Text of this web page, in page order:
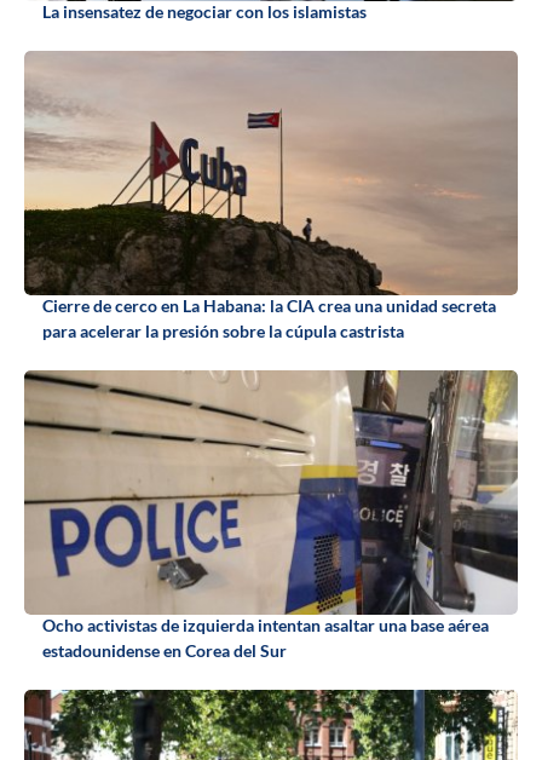
La insensatez de negociar con los islamistas
Cierre de cerco en La Habana: la CIA crea una unidad secreta
para acelerar la presión sobre la cúpula castrista
Ocho activistas de izquierda intentan asaltar una base aérea
estadounidense en Corea del Sur